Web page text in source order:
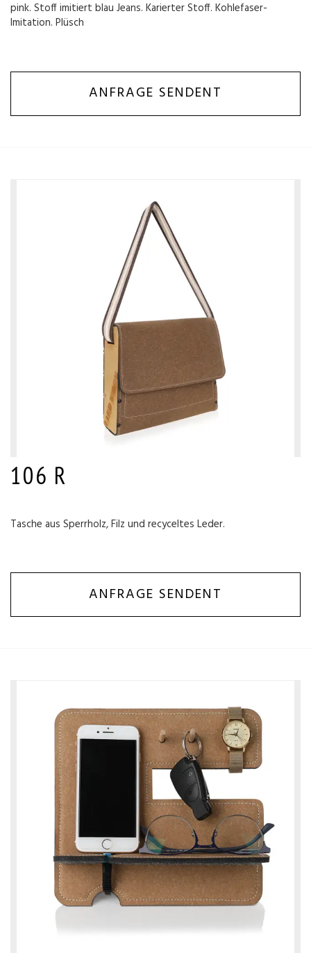
pink. Stoff imitiert blau Jeans. Karierter Stoff. Kohlefaser-
Imitation. Plüsch
ANFRAGE SENDENT
106 R
Tasche aus Sperrholz, Filz und recyceltes Leder.
ANFRAGE SENDENT